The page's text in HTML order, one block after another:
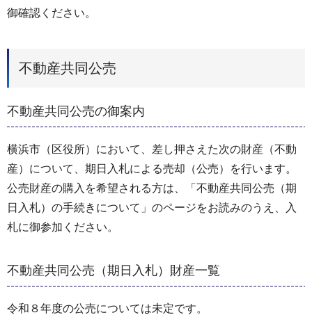
御確認ください。
不動産共同公売
不動産共同公売の御案内
横浜市（区役所）において、差し押さえた次の財産（不動
産）について、期日入札による売却（公売）を行います。
公売財産の購入を希望される方は、「不動産共同公売（期
日入札）の手続きについて」のページをお読みのうえ、入
札に御参加ください。
不動産共同公売（期日入札）財産一覧
令和８年度の公売については未定です。